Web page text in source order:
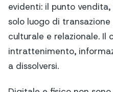
evidenti: il punto
solo luogo di
culturale e relazionale. Il
intrattenimento,
a dissolversi.